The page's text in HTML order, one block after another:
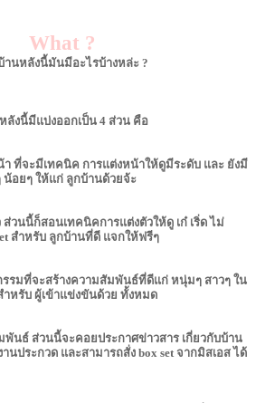
What ?
านหลังนี้มันมีอะไรบ้างหล่ะ ?
ลังนี้มีแบ่งออกเป็น 4 ส่วน คือ
า ที่จะมีเทคนิค การแต่งหน้าให้ดูมีระดับ และ ยังมี
น้อยๆ ให้แก่ ลูกบ้านด้วยจ้ะ
ส่วนนี้ก็สอนเทคนิคการแต่งตัวให้ดู เก๋ เริ่ด ไม่
สำหรับ ลูกบ้านที่ดี แจกให้ฟรีๆ
รรมที่จะสร้างความสัมพันธ์ที่ดีแก่ หนุ่มๆ สาวๆ ใน
หรับ ผู้เข้าแข่งขันด้วย ทั้งหมด
พันธ์ ส่วนนี้จะคอยประกาศข่าวสาร เกี่ยวกับบ้าน
นประกวด และสามารถสั่ง box set จากมิสเอส ได้